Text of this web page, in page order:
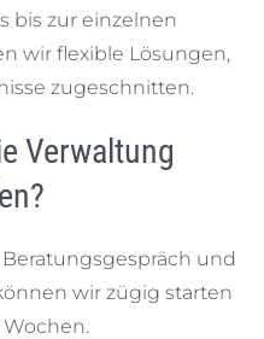
bis zur einzelnen
wir flexible Lösungen,
zugeschnitten.
Verwaltung
und
wir zügig starten